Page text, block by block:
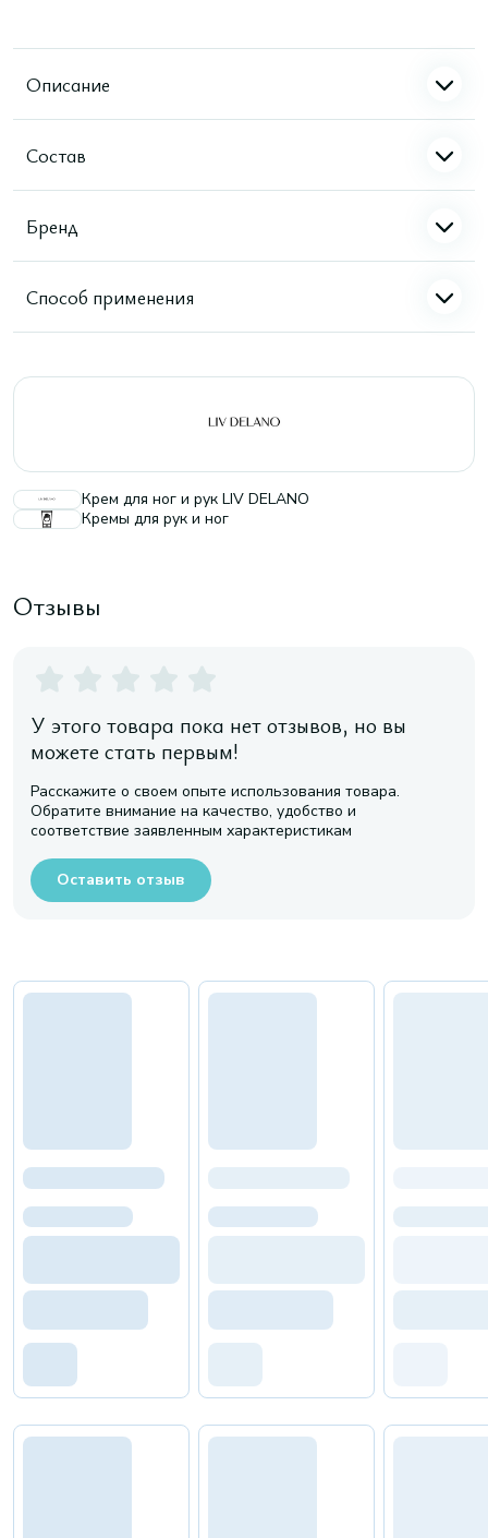
Описание
Состав
Бренд
Способ применения
Крем для ног и рук LIV DELANO
Кремы для рук и ног
Отзывы
У этого товара пока нет отзывов, но вы
можете стать первым!
Расскажите о своем опыте использования товара.
Обратите внимание на качество, удобство и
соответствие заявленным характеристикам
Оставить отзыв